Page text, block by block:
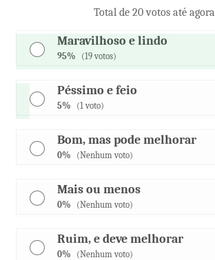
Total de 20 votos até agora
Maravilhoso e lindo
95% (19 votos)
Péssimo e feio
5% (1 voto)
Bom, mas pode melhorar
0% (Nenhum voto)
Mais ou menos
0% (Nenhum voto)
Ruim, e deve melhorar
0% (Nenhum voto)